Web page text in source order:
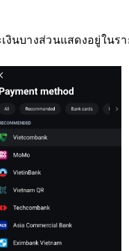
งินบางส่วนแสดงอยู่ในร